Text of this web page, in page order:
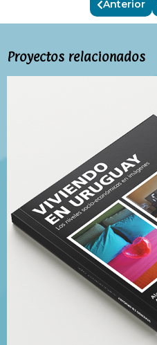
Anterior
Proyectos relacionados